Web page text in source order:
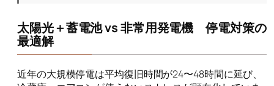
太陽光＋蓄電池 vs 非常用発電機 停電対策の
最適解
近年の大規模停電は平均復旧時間が24〜48時間に延び、